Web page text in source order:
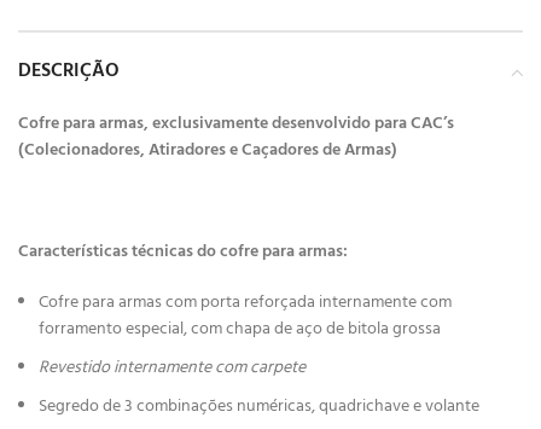
DESCRIÇÃO
Cofre para armas, exclusivamente desenvolvido para CAC’s
(Colecionadores, Atiradores e Caçadores de Armas)
Características técnicas do cofre para armas:
Cofre para armas com porta reforçada internamente com
forramento especial, com chapa de aço de bitola grossa
Revestido internamente com carpete
Segredo de 3 combinações numéricas, quadrichave e volante